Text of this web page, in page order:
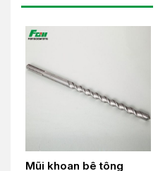
Mũi khoan bê tông